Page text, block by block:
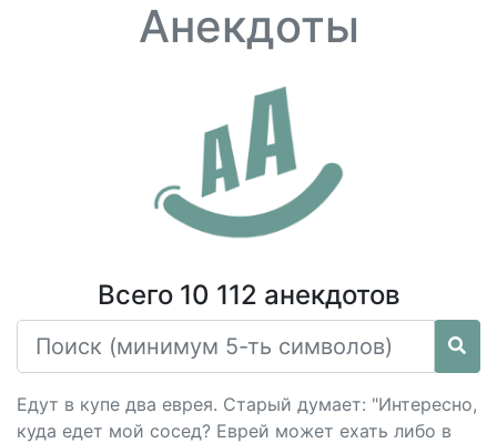
Анекдоты
Всего 10 112 анекдотов
Едут в купе два еврея. Старый думает: "Интересно,
куда едет мой сосед? Еврей может ехать либо в